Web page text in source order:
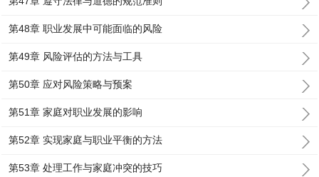
第48章 职业发展中可能面临的风险
第49章 风险评估的方法与工具
第50章 应对风险策略与预案
第51章 家庭对职业发展的影响
第52章 实现家庭与职业平衡的方法
第53章 处理工作与家庭冲突的技巧